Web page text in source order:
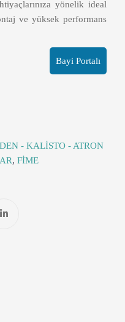
yönelik ideal
ve yüksek performans
Bayi Portalı
- KALİSTO - ATRON
, FİME